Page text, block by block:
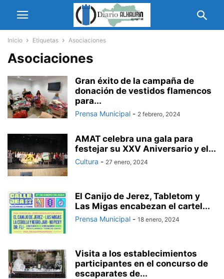
Inicio Etiquetas Asociaciones
Asociaciones
Gran éxito de la campaña de
donación de vestidos flamencos
para...
Prensa Municipal - 2 febrero, 2024
AMAT celebra una gala para
festejar su XXV Aniversario y el...
Cultura - 27 enero, 2024
El Canijo de Jerez, Tabletom y
Las Migas encabezan el cartel...
Prensa Municipal - 18 enero, 2024
Visita a los establecimientos
participantes en el concurso de
escaparates de...